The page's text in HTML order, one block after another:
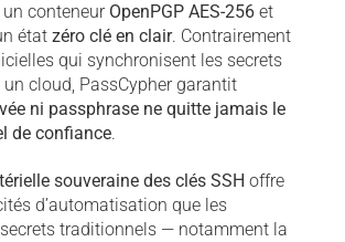
conteneur OpenPGP AES-256 et
état zéro clé en clair. Contrairement
qui synchronisent les secrets
cloud, PassCypher garantit
ni passphrase ne quitte jamais le
de confiance.
souveraine des clés SSH offre
d’automatisation que les
traditionnels — notamment la